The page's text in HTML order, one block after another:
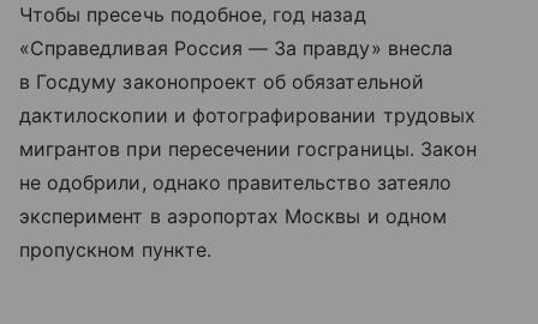
Чтобы пресечь подобное, год назад
«Справедливая Россия — За правду» внесла
в Госдуму законопроект об обязательной
дактилоскопии и фотографировании трудовых
мигрантов при пересечении госграницы. Закон
не одобрили, однако правительство затеяло
эксперимент в аэропортах Москвы и одном
пропускном пункте.